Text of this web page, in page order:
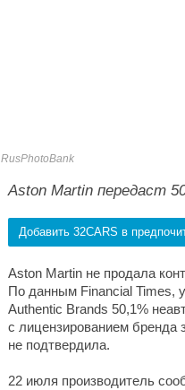
RusPhotoBank
Aston Martin передаст
Добавить 32CARS в
Aston Martin не продала
По данным Financial Times,
Authentic Brands 50,1%
с лицензированием бренда
не подтвердила.
22 июля производитель